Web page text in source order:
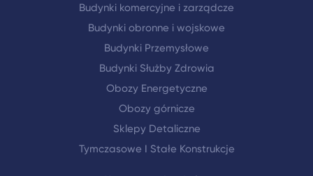
Budynki komercyjne i zarządcze
Budynki obronne i wojskowe
Budynki Przemysłowe
Budynki Służby Zdrowia
Obozy Energetyczne
Obozy górnicze
Sklepy Detaliczne
Tymczasowe I Stałe Konstrukcje